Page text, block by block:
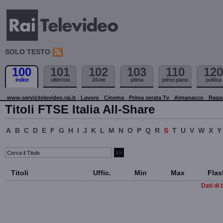
SOLO TESTO
100
indice
101
ultim'ora
102
24 ore
103
prima
110
primo piano
120
politica
www.servizitelevideo.rai.it Lavoro Cinema Prima serata Tv Almanacco
Titoli FTSE Italia All-Share
A B C D E F G H I J K L M N O P Q R S T U V W X Y
Titoli Uffic. Min Max
Dati di